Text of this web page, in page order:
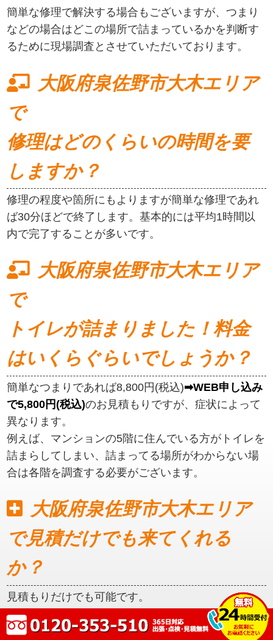
簡単な修理で解決する場合もございますが、つまり
などの場合はどこの場所で詰まっているかを判断す
るために現場調査とさせていただいております。
大阪府泉佐野市大木エリア
で
修理はどのくらいの時間を要
しますか？
修理の程度や箇所にもよりますが簡単な修理であれ
ば30分ほどで終了します。基本的には平均1時間以
内で完了することが多いです。
大阪府泉佐野市大木エリア
で
トイレが詰まりました！料金
はいくらぐらいでしょうか？
簡単なつまりであれば8,800円(税込)➡WEB申し込み
で5,800円(税込)のお見積もりですが、症状によって
異なります。
例えば、マンションの5階に住んでいる方がトイレを
詰まらしてしまい、詰まってる場所がわからない場
合は各階を調査する必要がございます。
大阪府泉佐野市大木エリア
で見積だけでも来てくれる
か？
見積もりだけでも可能です。
初めに見積もりをご提示いたしますので、ご納得い
ただいてからの作業となります。